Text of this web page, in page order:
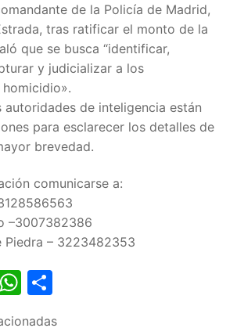
de la Policía de Madrid,
tras ratificar el monto de la
que se busca “identificar,
y judicializar a los
autoridades de inteligencia están
para esclarecer los detalles de
brevedad.
comunicarse a:
–3007382386
Piedra – 3223482353
WhatsApp